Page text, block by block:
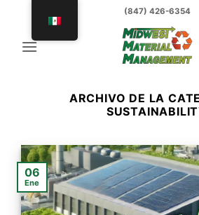
contenido
(847) 426-6354
ARCHIVO DE LA
06
Ene